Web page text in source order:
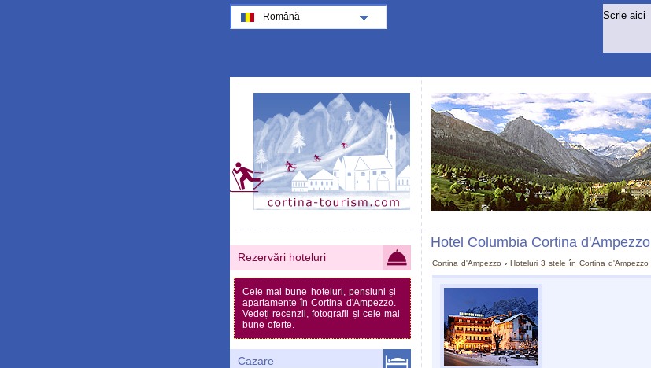
Hotel Columbia Cortina d'Ampezzo
Cortina d'Ampezzo ›Hoteluri 3 stele în Cortina d'Ampezzo
Rezervări hoteluri
Cele mai bune hoteluri, pensiuni și
apartamente în Cortina d'Ampezzo.
Vedeți recenzii, fotografii și cele mai
bune oferte.
Cazare
Română